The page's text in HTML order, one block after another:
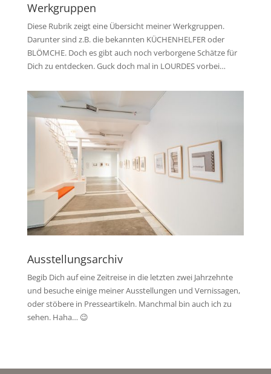
Werkgruppen
Diese Rubrik zeigt eine Übersicht meiner Werkgruppen.
Darunter sind z.B. die bekannten KÜCHENHELFER oder
BLÖMCHE. Doch es gibt auch noch verborgene Schätze für
Dich zu entdecken. Guck doch mal in LOURDES vorbei…
Ausstellungsarchiv
Begib Dich auf eine Zeitreise in die letzten zwei Jahrzehnte
und besuche einige meiner Ausstellungen und Vernissagen,
oder stöbere in Presseartikeln. Manchmal bin auch ich zu
sehen. Haha… 😉